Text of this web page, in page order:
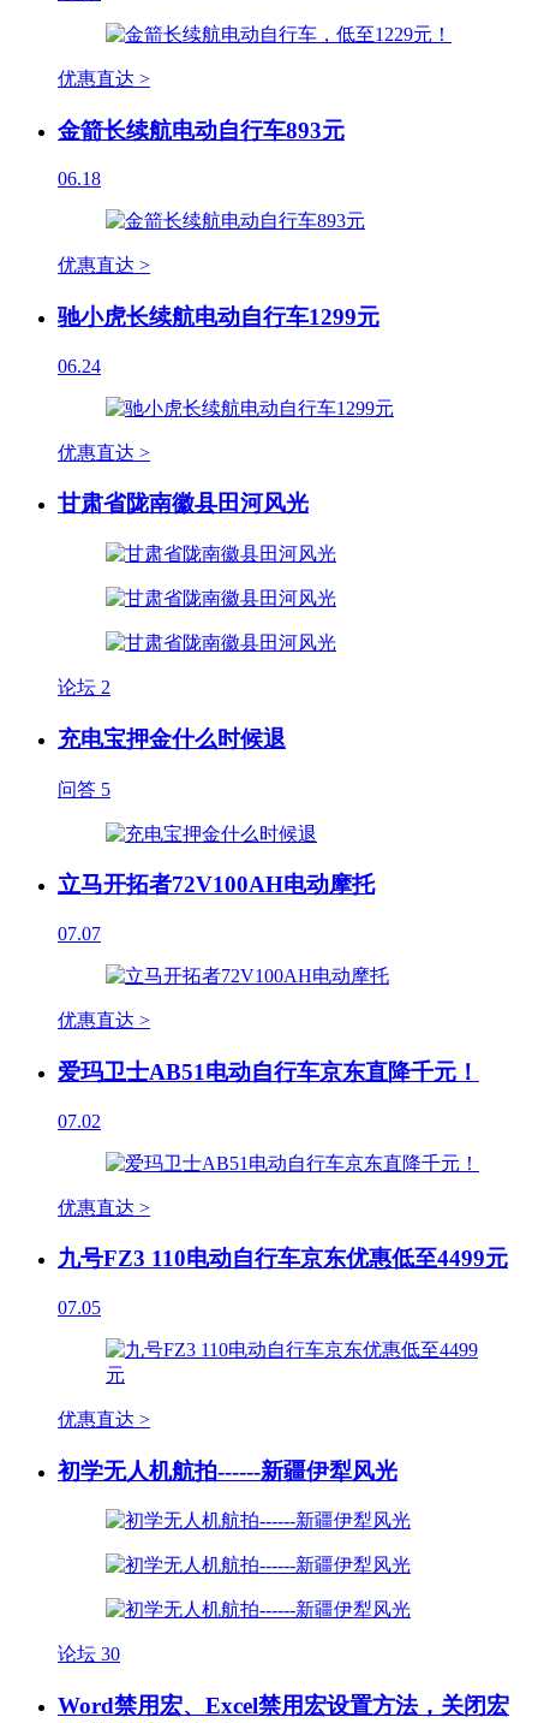
优惠直达 >
金箭长续航电动自行车893元
06.18
优惠直达 >
驰小虎长续航电动自行车1299元
06.24
优惠直达 >
甘肃省陇南徽县田河风光
论坛 2
充电宝押金什么时候退
问答 5
立马开拓者72V100AH电动摩托
07.07
优惠直达 >
爱玛卫士AB51电动自行车京东直降千元！
07.02
优惠直达 >
九号FZ3 110电动自行车京东优惠低至4499元
07.05
优惠直达 >
初学无人机航拍------新疆伊犁风光
论坛 30
Word禁用宏、Excel禁用宏设置方法，关闭宏